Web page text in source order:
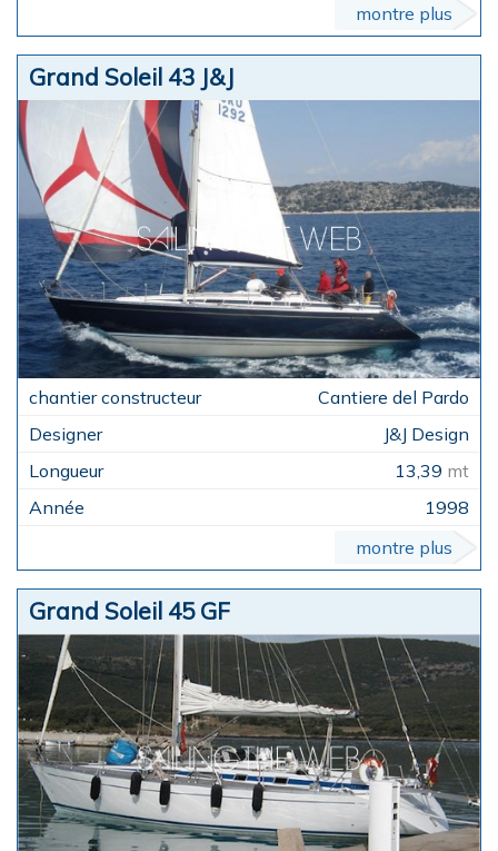
montre plus
Grand Soleil 43 J&J
Cantiere del Pardo
J&J Design
13,39 mt
1998
montre plus
Grand Soleil 45 GF